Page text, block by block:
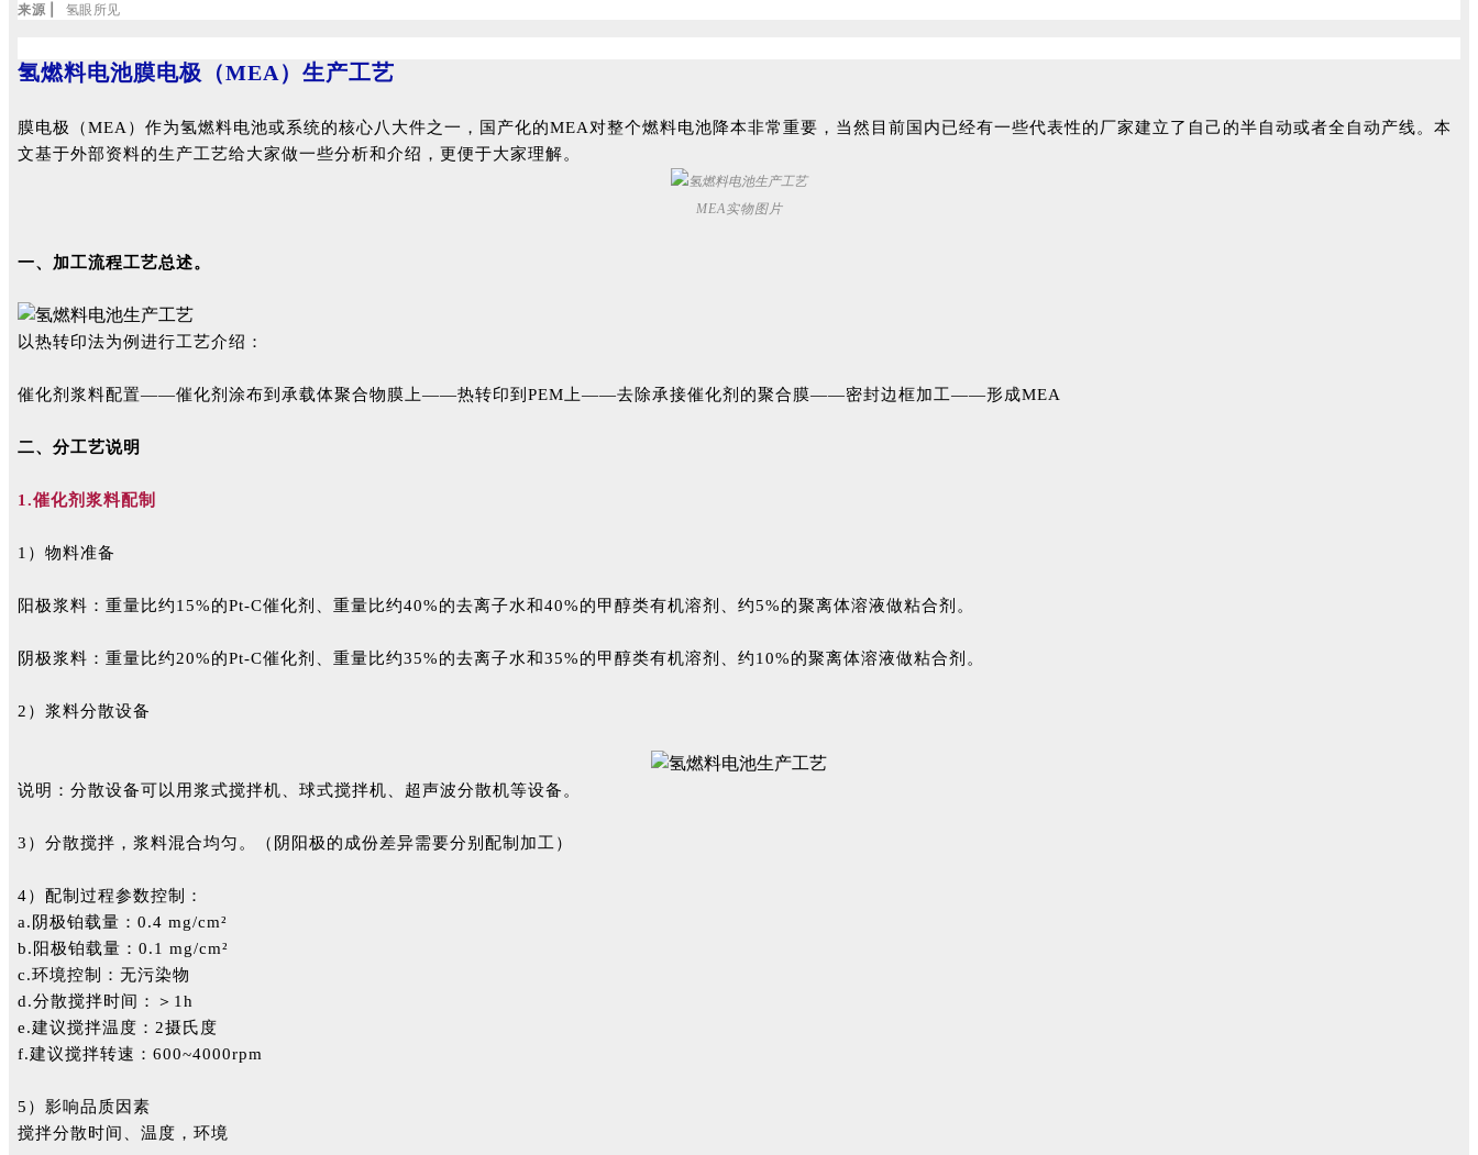
来源 | 氢眼所见
氢燃料电池膜电极（MEA）生产工艺
膜电极（MEA）作为氢燃料电池或系统的核心八大件之一，国产化的MEA对整个燃料电池降本非常重要，当然目前国内已经有一些代表性的厂家建立了自己的半自动或者全自动产线。本
文基于外部资料的生产工艺给大家做一些分析和介绍，更便于大家理解。
MEA实物图片
一、加工流程工艺总述。
以热转印法为例进行工艺介绍：
催化剂浆料配置——催化剂涂布到承载体聚合物膜上——热转印到PEM上——去除承接催化剂的聚合膜——密封边框加工——形成MEA
二、分工艺说明
1.催化剂浆料配制
1）物料准备
阳极浆料：重量比约15%的Pt-C催化剂、重量比约40%的去离子水和40%的甲醇类有机溶剂、约5%的聚离体溶液做粘合剂。
阴极浆料：重量比约20%的Pt-C催化剂、重量比约35%的去离子水和35%的甲醇类有机溶剂、约10%的聚离体溶液做粘合剂。
2）浆料分散设备
说明：分散设备可以用浆式搅拌机、球式搅拌机、超声波分散机等设备。
3）分散搅拌，浆料混合均匀。（阴阳极的成份差异需要分别配制加工）
4）配制过程参数控制：
a.阴极铂载量：0.4 mg/cm²
b.阳极铂载量：0.1 mg/cm²
c.环境控制：无污染物
d.分散搅拌时间：＞1h
e.建议搅拌温度：2摄氏度
f.建议搅拌转速：600~4000rpm
5）影响品质因素
搅拌分散时间、温度，环境